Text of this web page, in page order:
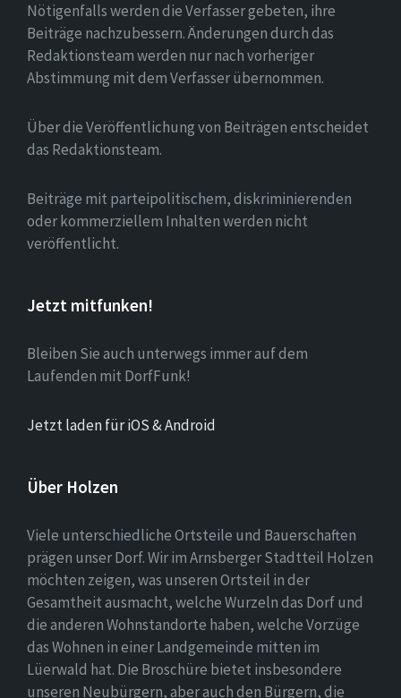
Nötigenfalls werden die Verfasser gebeten, ihre
Beiträge nachzubessern. Änderungen durch das
Redaktionsteam werden nur nach vorheriger
Abstimmung mit dem Verfasser übernommen.
Über die Veröffentlichung von Beiträgen entscheidet
das Redaktionsteam.
Beiträge mit parteipolitischem, diskriminierenden
oder kommerziellem Inhalten werden nicht
veröffentlicht.
Jetzt mitfunken!
Bleiben Sie auch unterwegs immer auf dem
Laufenden mit DorfFunk!
Jetzt laden für iOS & Android
Über Holzen
Viele unterschiedliche Ortsteile und Bauerschaften
prägen unser Dorf. Wir im Arnsberger Stadtteil Holzen
möchten zeigen, was unseren Ortsteil in der
Gesamtheit ausmacht, welche Wurzeln das Dorf und
die anderen Wohnstandorte haben, welche Vorzüge
das Wohnen in einer Landgemeinde mitten im
Lüerwald hat. Die Broschüre bietet insbesondere
unseren Neubürgern, aber auch den Bürgern, die